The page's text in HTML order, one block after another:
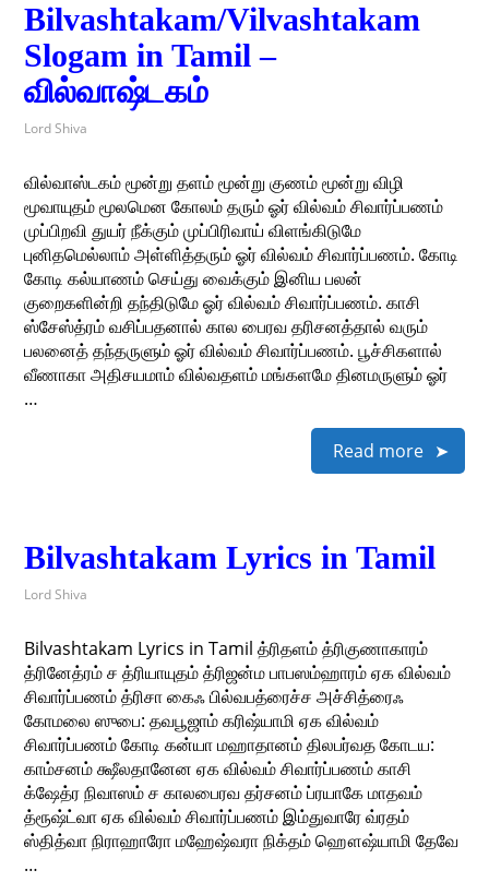
Bilvashtakam/Vilvashtakam
Slogam in Tamil –
வில்வாஷ்டகம்
Lord Shiva
வில்வாஸ்டகம் மூன்று தளம் மூன்று குணம் மூன்று விழி
மூவாயுதம் மூலமென கோலம் தரும் ஓர் வில்வம் சிவார்ப்பணம்
முப்பிறவி துயர் நீக்கும் முப்பிரிவாய் விளங்கிடுமே
புனிதமெல்லாம் அள்ளித்தரும் ஓர் வில்வம் சிவார்ப்பணம். கோடி
கோடி கல்யாணம் செய்து வைக்கும் இனிய பலன்
குறைகளின்றி தந்திடுமே ஓர் வில்வம் சிவார்ப்பணம். காசி
ஸ்சேஸ்த்ரம் வசிப்பதனால் கால பைரவ தரிசனத்தால் வரும்
பலனைத் தந்தருளும் ஓர் வில்வம் சிவார்ப்பணம். பூச்சிகளால்
வீணாகா அதிசயமாம் வில்வதளம் மங்களமே தினமருளும் ஓர்
…
Read more
Bilvashtakam Lyrics in Tamil
Lord Shiva
Bilvashtakam Lyrics in Tamil த்ரிதளம் த்ரிகுணாகாரம்
த்ரினேத்ரம் ச த்ரியாயுதம் த்ரிஜன்ம பாபஸம்ஹாரம் ஏக வில்வம்
சிவார்ப்பணம் த்ரிசா கைஃ பில்வபத்ரைச்ச அச்சித்ரைஃ
கோமலை ஸுபை: தவபூஜாம் கரிஷ்யாமி ஏக வில்வம்
சிவார்ப்பணம் கோடி கன்யா மஹாதானம் திலபர்வத கோடய:
காம்சனம் க்ஷீலதானேன ஏக வில்வம் சிவார்ப்பணம் காசி
க்ஷேத்ர நிவாஸம் ச காலபைரவ தர்சனம் ப்ரயாகே மாதவம்
த்ரூஷ்ட்வா ஏக வில்வம் சிவார்ப்பணம் இம்துவாரே வ்ரதம்
ஸ்தித்வா நிராஹாரோ மஹேஷ்வரா நிக்தம் ஹௌஷ்யாமி தேவே
…